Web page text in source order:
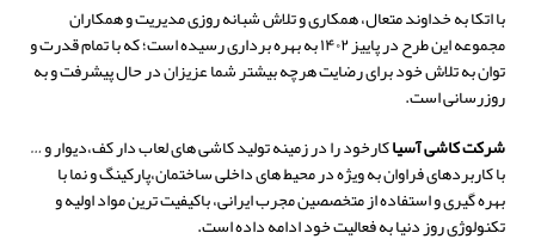
با اتکا به خداوند متعال، همکاری و تلاش شبانه روزی مدیریت و همکاران
مجموعه این طرح در پاییز ۱۴۰۲ به بهره برداری رسیده است؛ که با تمام قدرت و
توان به تلاش خود برای رضایت هرچه بیشتر شما عزیزان در حال پیشرفت و به
روزرسانی است.
شرکت کاشی آسیاکارخود را در زمینه تولید کاشی های لعاب دار کف،دیوار و …
با کاربردهای فراوان به ویژه در محیط های داخلی ساختمان،پارکینگ و نما با
بهره گیری و استفاده از متخصصین مجرب ایرانی، باکیفیت ترین مواد اولیه و
تکنولوژی روز دنیا به فعالیت خود ادامه داده است.